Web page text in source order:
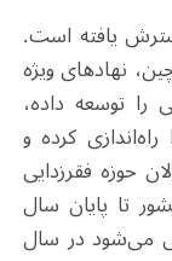
یافته است.
نهادهای ویژه
را توسعه داده،
کرده و
حوزه فقر‌زدایی
تا پایان سال
می‌شود در سال